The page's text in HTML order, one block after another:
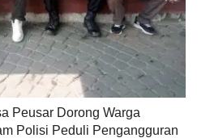
Peusar Dorong Warga
Polisi Peduli Pengangguran